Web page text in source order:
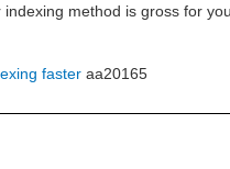
method is gross for
faster aa20165